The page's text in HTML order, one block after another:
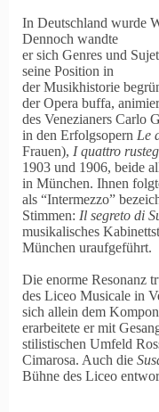
In Deutschland wurde
Dennoch wandte
er sich Genres und
seine Position in
der Musikhistorie
der Opera buffa,
des Venezianers Carlo
in den Erfolgsopern Le
Frauen), I quattro
1903 und 1906, beide
in München. Ihnen
als
Intermezzo
Stimmen: Il segreto di
musikalisches
München uraufgeführt.
Die enorme Resonanz
des Liceo Musicale in
sich allein dem
erarbeitete er mit
stilistischen Umfeld
Cimarosa. Auch die
Bühne des Liceo